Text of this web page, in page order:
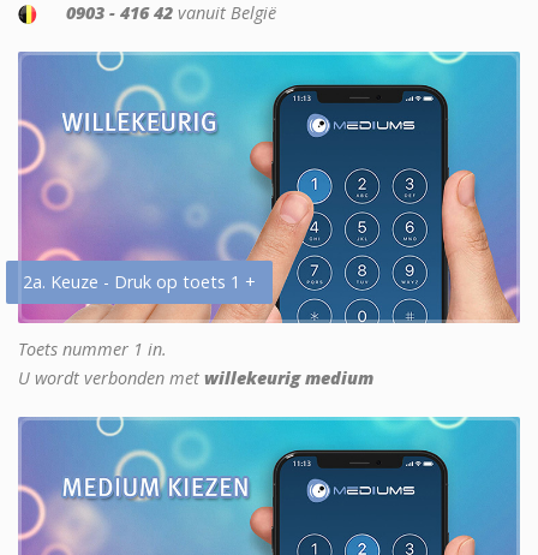
0903 - 416 42 vanuit België
2a. Keuze - Druk op toets 1 +
Toets nummer 1 in.
U wordt verbonden met willekeurig medium